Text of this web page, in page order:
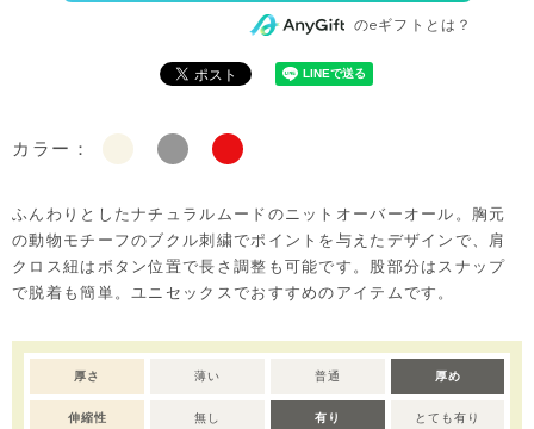
のeギフトとは？
カラー：
ふんわりとしたナチュラルムードのニットオーバーオール。胸元
の動物モチーフのブクル刺繍でポイントを与えたデザインで、肩
クロス紐はボタン位置で長さ調整も可能です。股部分はスナップ
で脱着も簡単。ユニセックスでおすすめのアイテムです。
厚さ 薄い 普通 厚め
伸縮性 無し 有り とても有り